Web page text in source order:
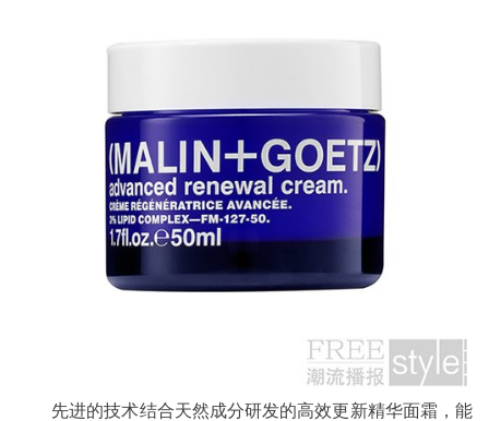
先进的技术结合天然成分研发的高效更新精华面霜，能